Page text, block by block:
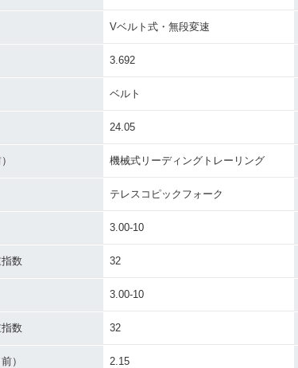
ナー
1990年 JOG Sporty
1989年 JOG・フルモデ
Vベルト式・無段変速
3.692
ベルト
24.05
機械式リーディングトレーリング
テレスコピックフォーク
3.00-10
数 32
3.00-10
数 32
） 2.15